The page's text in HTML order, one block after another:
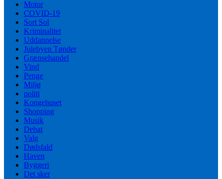
Motor
COVID-19
Sort Sol
Kriminalitet
Uddannelse
Julebyen Tønder
Grænsehandel
Vind
Penge
Miljø
politi
Kongehuset
Shopping
Musik
Debat
Valg
Dødsfald
Haven
Byggeri
Det sker